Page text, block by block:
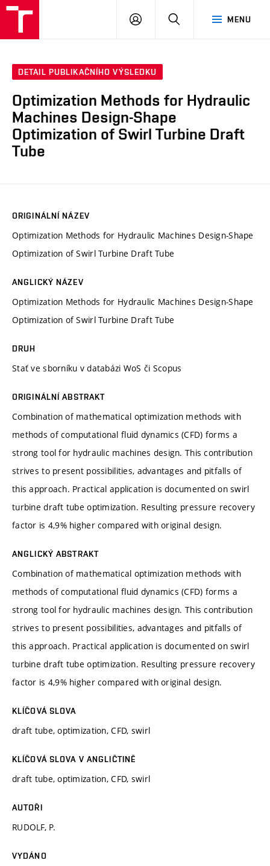
MENU
PŘIHLÁSIT
DETAIL PUBLIKAČNÍHO VÝSLEDKU
Optimization Methods for Hydraulic
Machines Design-Shape
Optimization of Swirl Turbine Draft
Tube
ORIGINÁLNÍ NÁZEV
Optimization Methods for Hydraulic Machines Design-Shape
Optimization of Swirl Turbine Draft Tube
ANGLICKÝ NÁZEV
Optimization Methods for Hydraulic Machines Design-Shape
Optimization of Swirl Turbine Draft Tube
DRUH
Stať ve sborníku v databázi WoS či Scopus
ORIGINÁLNÍ ABSTRAKT
Combination of mathematical optimization methods with
methods of computational fluid dynamics (CFD) forms a
strong tool for hydraulic machines design. This contribution
strives to present possibilities, advantages and pitfalls of
this approach. Practical application is documented on swirl
turbine draft tube optimization. Resulting pressure recovery
factor is 4,9% higher compared with original design.
ANGLICKÝ ABSTRAKT
Combination of mathematical optimization methods with
methods of computational fluid dynamics (CFD) forms a
strong tool for hydraulic machines design. This contribution
strives to present possibilities, advantages and pitfalls of
this approach. Practical application is documented on swirl
turbine draft tube optimization. Resulting pressure recovery
factor is 4,9% higher compared with original design.
KLÍČOVÁ SLOVA
draft tube, optimization, CFD, swirl
KLÍČOVÁ SLOVA V ANGLIČTINĚ
draft tube, optimization, CFD, swirl
AUTOŘI
RUDOLF, P.
VYDÁNO